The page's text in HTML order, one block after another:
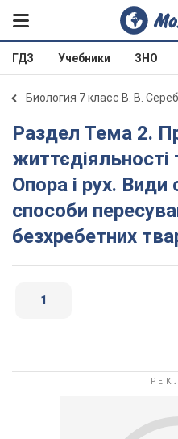
ГДЗ Учебники ЗНО
Биология 7 класс В. В.
Раздел Тема 2. Процеси
життєдіяльності
Опора і рух. Види
способи
безхребетних
1